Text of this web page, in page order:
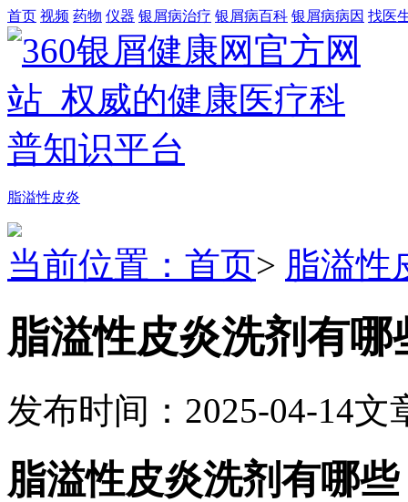
首页 视频 药物 仪器 银屑病治疗 银屑病百科 银屑病病因 找医
脂溢性皮炎
当前位置：首页> 脂溢性
脂溢性皮炎洗剂有哪
发布时间：2025-04-14文
脂溢性皮炎洗剂有哪些